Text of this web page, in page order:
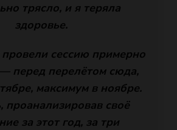
трясло, и я теряла
здоровье.
сессию примерно
перед перелётом сюда,
максимум в ноябре.
проанализировав своё
за этот год, за три